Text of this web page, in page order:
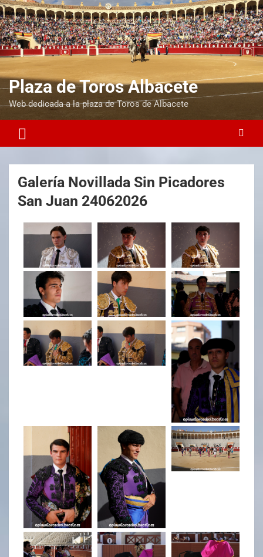
Plaza de Toros Albacete
Web dedicada a la plaza de Toros de Albacete
Galería Novillada Sin Picadores
San Juan 24062026